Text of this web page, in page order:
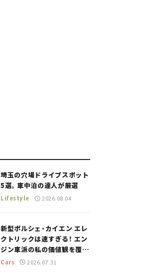
埼玉の穴場ドライブスポット
5選。車中泊の達人が厳選
Lifestyle 2026.08.04
新型ポルシェ・カイエン エレ
クトリックは速すぎる！ エン
ジン車派の私の価値観を覆し
た、新しいポルシェの走り。
Cars 2026.07.31